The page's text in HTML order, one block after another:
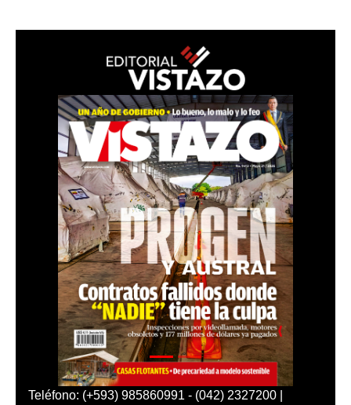
Teléfono: (+593) 985860991 - (042) 2327200 |